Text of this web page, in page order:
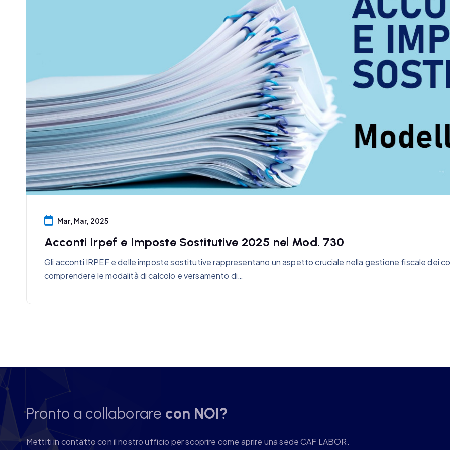
Mar, Mar, 2025
Acconti Irpef e Imposte Sostitutive 2025 nel Mod. 730
Gli acconti IRPEF e delle imposte sostitutive rappresentano un aspetto cruciale nella gestione fiscale dei
comprendere le modalità di calcolo e versamento di…
Pronto a collaborare con NOI?
Mettiti in contatto con il nostro ufficio per scoprire come aprire una sede CAF LABOR.